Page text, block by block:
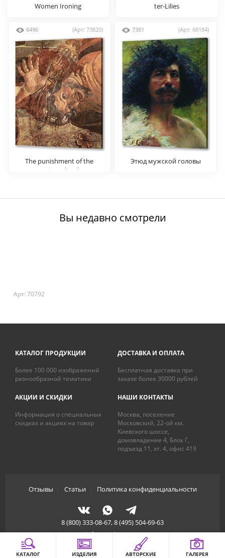
КАТАЛОГ ИЗДЕЛИЯ АВТОРСКИЕ ГАЛЕРЕЯ
Women Ironing ter-Lilies
6496 (Арт: 73820)
The punishment of the
Leviter (detail)
7381 (Арт: 68184)
Этюд мужской головы
Вы недавно смотрели
Арт: 70792
КАТАЛОГ ПРОДУКЦИИ
Более 100 000 изображений
разнообразной тематики
ДОСТАВКА И ОПЛАТА
Бесплатная доставка при
заказе более 30000 рублей
АКЦИИ И СКИДКИ
Информация о специальных
скидках и акциях на товар
НАШИ КОНТАКТЫ
Москва, поселение
Московский, 22-ой км.
Киевского шоссе,
домовладение 4, Блок Г,
подъезд 11, эт. 4, офис 419
Отзывы Статьи| Политика конфиденциальности
8 (800) 333-08-67, 8 (495) 504-69-63
info@artdecory.ru